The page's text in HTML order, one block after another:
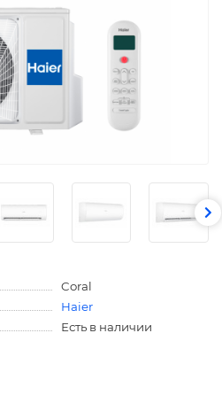
Coral
Haier
Есть в наличии